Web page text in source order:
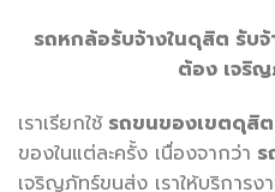
รถหกล้อรับจ้างในดุสิต รับ
ต้อง เจริ
เราเรียกใช้รถขนของเขตดุสิต
ของในแต่ละครั้ง เนื่องจากว่า
เจริญภัทร์ขนส่ง เราให้บริการ